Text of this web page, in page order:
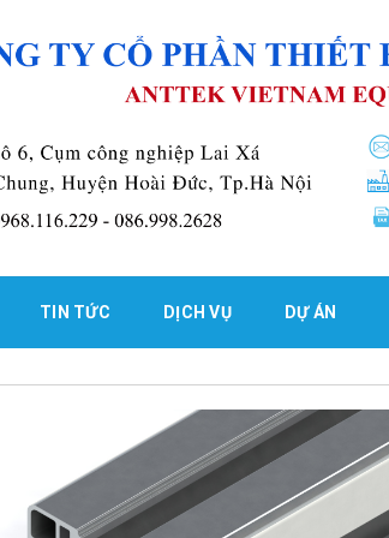
TIN TỨC DỊCH VỤ DỰ ÁN